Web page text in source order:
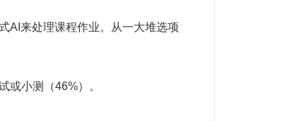
来处理课程作业。从一大堆选项
或小测（46%）。